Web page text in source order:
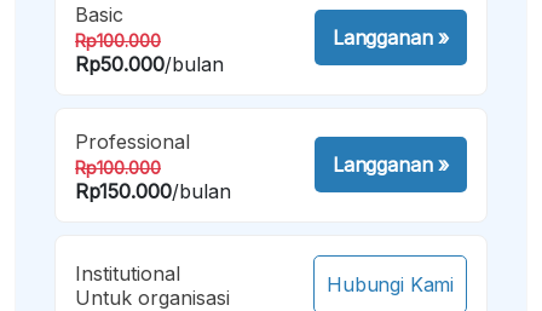
Basic
Rp100.000
Rp50.000/bulan
Langganan»
Professional
Rp100.000
Rp150.000/bulan
Langganan»
Institutional
Untuk organisasi
Hubungi Kami